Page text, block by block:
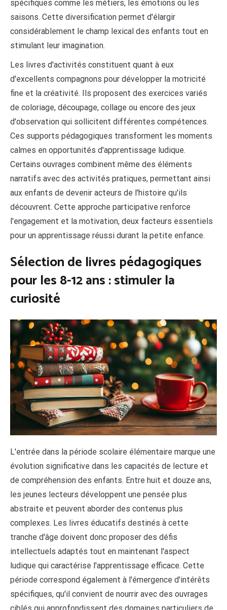
spécifiques comme les métiers, les émotions ou les
saisons. Cette diversification permet d'élargir
considérablement le champ lexical des enfants tout en
stimulant leur imagination.
Les livres d'activités constituent quant à eux
d'excellents compagnons pour développer la motricité
fine et la créativité. Ils proposent des exercices variés
de coloriage, découpage, collage ou encore des jeux
d'observation qui sollicitent différentes compétences.
Ces supports pédagogiques transforment les moments
calmes en opportunités d'apprentissage ludique.
Certains ouvrages combinent même des éléments
narratifs avec des activités pratiques, permettant ainsi
aux enfants de devenir acteurs de l'histoire qu'ils
découvrent. Cette approche participative renforce
l'engagement et la motivation, deux facteurs essentiels
pour un apprentissage réussi durant la petite enfance.
Sélection de livres pédagogiques
pour les 8-12 ans : stimuler la
curiosité
L'entrée dans la période scolaire élémentaire marque une
évolution significative dans les capacités de lecture et
de compréhension des enfants. Entre huit et douze ans,
les jeunes lecteurs développent une pensée plus
abstraite et peuvent aborder des contenus plus
complexes. Les livres éducatifs destinés à cette
tranche d'âge doivent donc proposer des défis
intellectuels adaptés tout en maintenant l'aspect
ludique qui caractérise l'apprentissage efficace. Cette
période correspond également à l'émergence d'intérêts
spécifiques, qu'il convient de nourrir avec des ouvrages